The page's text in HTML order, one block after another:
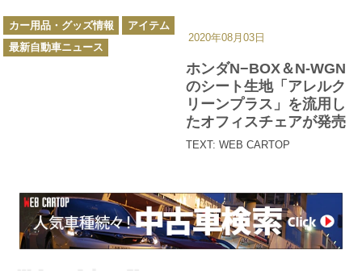
ホンダN−BOX＆N-WGN
のシート生地「アレルク
リーンプラス」を流用し
たオフィスチェアが発売
TEXT: WEB CARTOP
カ
テ
ゴ
リ
ー
カー用品・グッズ情報
アイテム
最新自動車ニュース
2020年08月03日